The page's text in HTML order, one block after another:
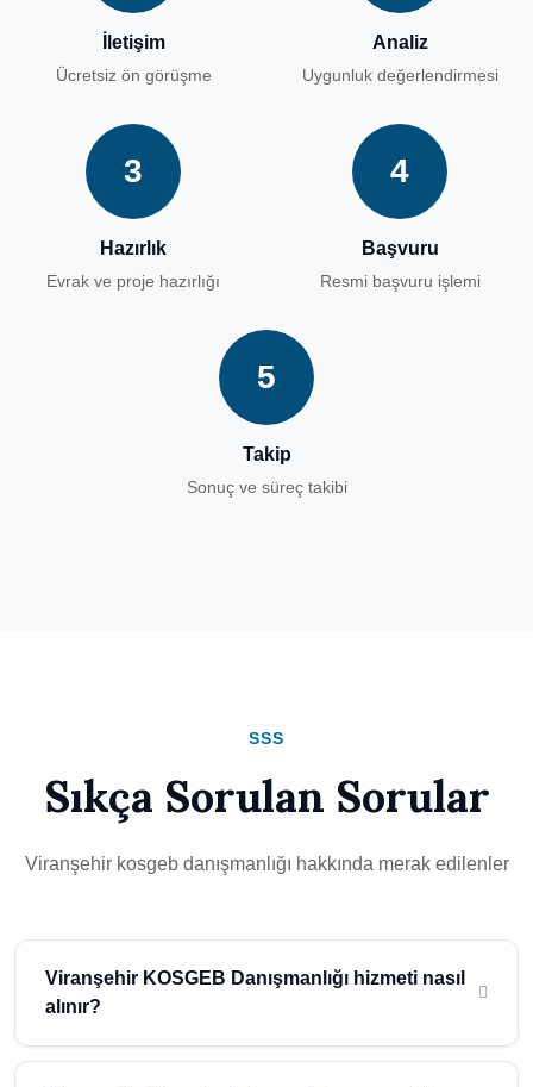
İletişim
Ücretsiz ön görüşme
Analiz
Uygunluk değerlendirmesi
3
Hazırlık
Evrak ve proje hazırlığı
4
Başvuru
Resmi başvuru işlemi
5
Takip
Sonuç ve süreç takibi
SSS
Sıkça Sorulan Sorular
Viranşehir kosgeb danışmanlığı hakkında merak edilenler
Viranşehir KOSGEB Danışmanlığı hizmeti nasıl
alınır?
Viranşehir (Şanlıurfa) bölgesinde kosgeb danışmanlığı hizmeti